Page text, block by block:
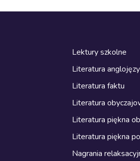
Lektury szkolne
Literatura
Literatura faktu
Literatura
Literatura piękna
Literatura piękna
Nagrania